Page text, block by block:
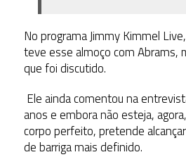
No programa Jimmy Kimmel
teve esse almoço com Abrams,
que foi discutido.
Ele ainda comentou na
anos e embora não esteja,
corpo perfeito, pretende
de barriga mais definido.